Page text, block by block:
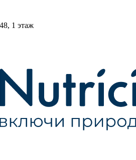
1 этаж